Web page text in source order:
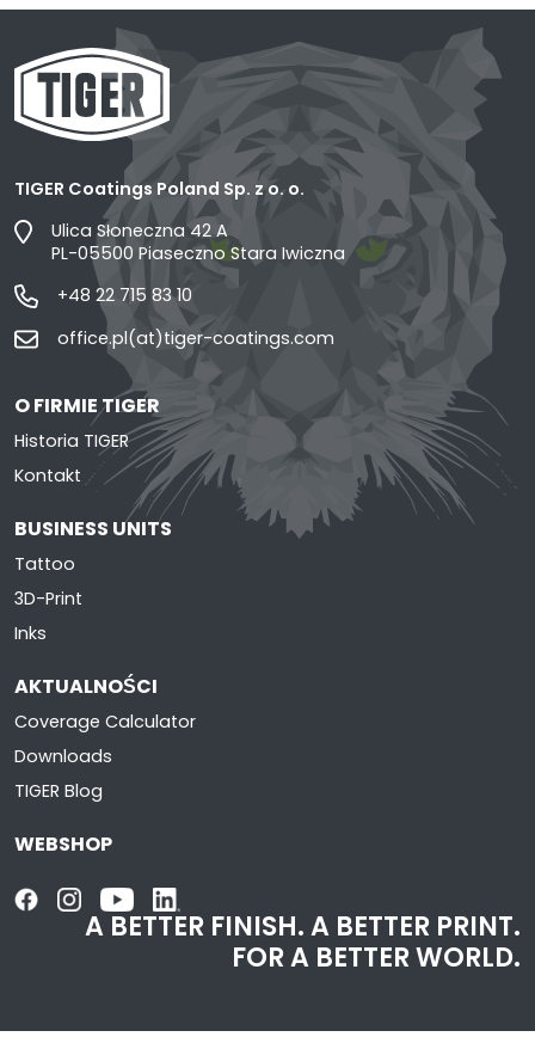
TIGER Coatings Poland Sp. z o. o.
Ulica Słoneczna 42 A
PL-05500 Piaseczno Stara Iwiczna
+48 22 715 83 10
office.pl(at)tiger-coatings.com
O FIRMIE TIGER
Historia TIGER
Kontakt
BUSINESS UNITS
Tattoo
3D-Print
Inks
AKTUALNOŚCI
Coverage Calculator
Downloads
TIGER Blog
WEBSHOP
A BETTER FINISH.A BETTER PRINT.
FOR A BETTER WORLD.